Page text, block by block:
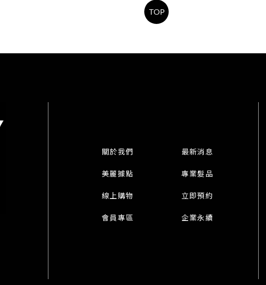
TOP
關於我們 最新消息
美麗據點 專業髮品
線上購物 立即預約
會員專區 企業永續